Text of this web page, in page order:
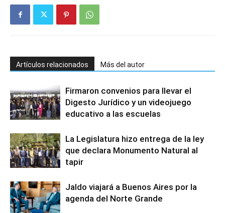
Artículos relacionados Más del autor
Firmaron convenios para llevar el
Digesto Jurídico y un videojuego
educativo a las escuelas
La Legislatura hizo entrega de la ley
que declara Monumento Natural al
tapir
Jaldo viajará a Buenos Aires por la
agenda del Norte Grande